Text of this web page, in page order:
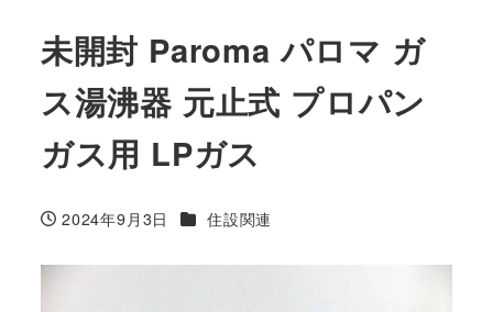
未開封 Paroma パロマ ガ
ス湯沸器 元止式 プロパン
ガス用 LPガス
投稿日
2024年9月3日 カテゴリー
住設関連